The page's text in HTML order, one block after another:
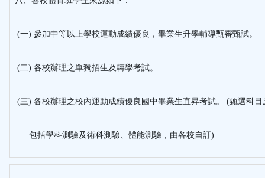
(一) 參加中等以上學校運動成績優良，畢業生升學輔導甄審甄試。
(二) 各校辦理之單獨招生及轉學考試。
(三) 各校辦理之校內運動成績優良國中畢業生直昇考試。 (甄選科目
包括學科測驗及術科測驗、體能測驗，由各校自訂)